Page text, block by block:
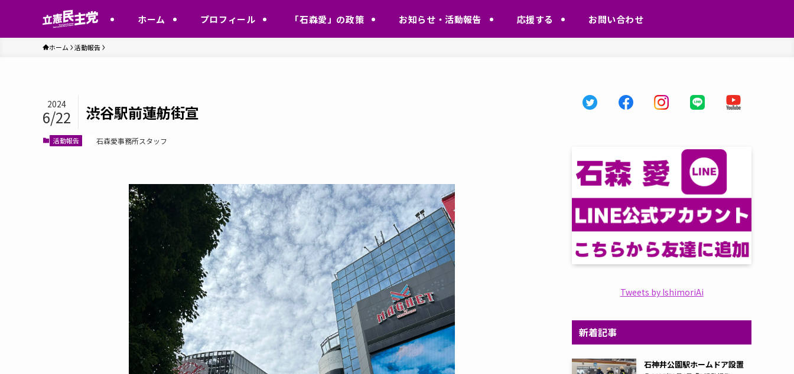
ホーム プロフィール 「石森愛」の政策 お知らせ・活動報告 応援する お問い合わせ
ホーム 活動報告
渋谷駅前蓮舫街宣
2024
6/22
活動報告 石森愛事務所スタッフ
Tweets by IshimoriAi
新着記事
石神井公園駅ホームドア設置